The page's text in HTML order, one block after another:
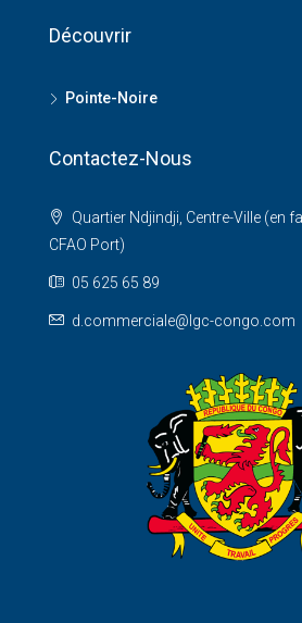
Découvrir
Pointe-Noire
Contactez-Nous
Quartier Ndjindji, Centre-Ville (en
CFAO Port)
05 625 65 89
d.commerciale@lgc-congo.com